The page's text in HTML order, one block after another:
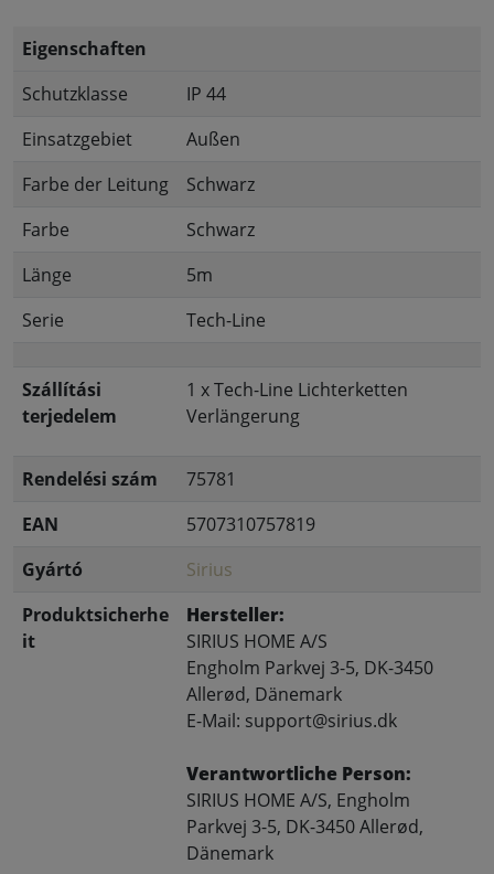
Eigenschaften
Schutzklasse
IP 44
Einsatzgebiet
Außen
Farbe der Leitung
Schwarz
Farbe
Schwarz
Länge
5m
Serie
Tech-Line
Szállítási
terjedelem
1 x Tech-Line Lichterketten
Verlängerung
Rendelési szám
75781
EAN
5707310757819
Gyártó
Sirius
Produktsicherhe
it
Hersteller:
SIRIUS HOME A/S
Engholm Parkvej 3-5, DK-3450
Allerød, Dänemark
E-Mail: support@sirius.dk
Verantwortliche Person:
SIRIUS HOME A/S, Engholm
Parkvej 3-5, DK-3450 Allerød,
Dänemark